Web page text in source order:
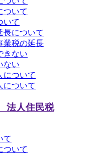
ついて
いて
長について
業税の延長
きない
ない
について
について
法人住民税
て
ついて